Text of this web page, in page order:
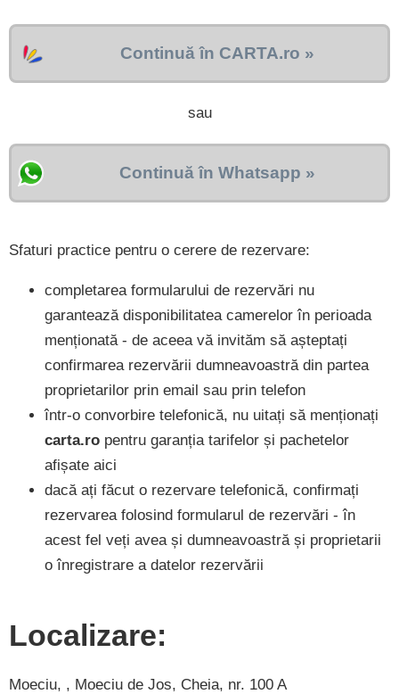
Continuă în CARTA.ro »
sau
Continuă în Whatsapp »
Sfaturi practice pentru o cerere de rezervare:
completarea formularului de rezervări nu
garantează disponibilitatea camerelor în perioada
menționată - de aceea vă invităm să așteptați
confirmarea rezervării dumneavoastră din partea
proprietarilor prin email sau prin telefon
într-o convorbire telefonică, nu uitați să menționați
carta.ro pentru garanția tarifelor și pachetelor
afișate aici
dacă ați făcut o rezervare telefonică, confirmați
rezervarea folosind formularul de rezervări - în
acest fel veți avea și dumneavoastră și proprietarii
o înregistrare a datelor rezervării
Localizare:
Moeciu, , Moeciu de Jos, Cheia, nr. 100 A